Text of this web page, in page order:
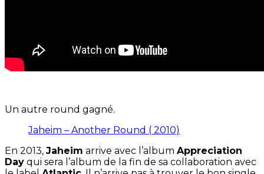
Un autre round gagné.
Jaheim – Another Round ( 2010)
En 2013, Jaheim arrive avec l’album Appreciation
Day qui sera l’album de la fin de sa collaboration avec